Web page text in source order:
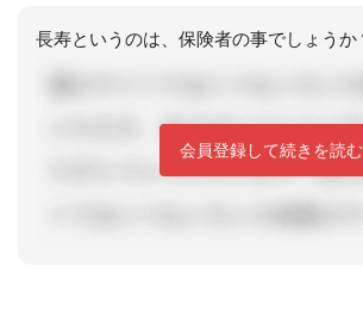
会員登録して続きを読む